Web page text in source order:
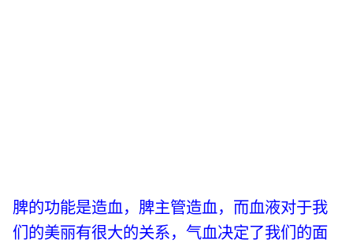
脾的功能是造血，脾主管造血，而血液对于我
们的美丽有很大的关系，气血决定了我们的面